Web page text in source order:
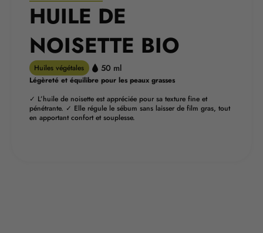
HUILE DE
NOISETTE BIO
Huiles végétales 50 ml
Légèreté et équilibre pour les peaux grasses
✓ L’huile de noisette est appréciée pour sa texture fine et
pénétrante. ✓ Elle régule le sébum sans laisser de film gras, tout
en apportant confort et souplesse.